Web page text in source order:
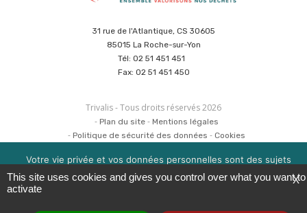
31 rue de l'Atlantique, CS 30605
85015 La Roche-sur-Yon
Tél: 02 51 451 451
Fax: 02 51 451 450
Trivalis - Tous droits réservés 2026
Plan du site
Mentions légales
Politique de sécurité des données
Cookies
Votre vie privée et vos données personnelles sont des sujets
importants pour nous. Consultez notre politique de
confidentialité pour en savoir plus. Nous utilisons des cookies
X
This site uses cookies and gives you control over what you want to
activate